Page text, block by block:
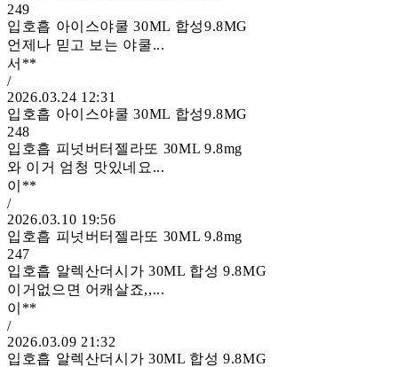
249
입호흡 아이스야쿨 30ML 합성9.8MG
언제나 믿고 보는 야쿨...
서**
/
2026.03.24 12:31
입호흡 아이스야쿨 30ML 합성9.8MG
248
입호흡 피넛버터젤라또 30ML 9.8mg
와 이거 엄청 맛있네요...
이**
/
2026.03.10 19:56
입호흡 피넛버터젤라또 30ML 9.8mg
247
입호흡 알렉산더시가 30ML 합성 9.8MG
이거없으면 어캐살죠,,...
이**
/
2026.03.09 21:32
입호흡 알렉산더시가 30ML 합성 9.8MG